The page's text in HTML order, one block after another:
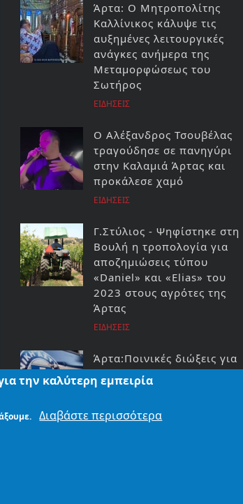
Άρτα: Ο Μητροπολίτης
Καλλίνικος κάλυψε τις
αυξημένες λειτουργικές
ανάγκες ανήμερα της
Μεταμορφώσεως του
Σωτήρος
ΕΙΔΗΣΕΙΣ
Ο Αλέξανδρος Τσουβέλας
τραγούδησε σε πανηγύρι
στην Καλαμιά Άρτας και
προκάλεσε χαμό
ΕΙΔΗΣΕΙΣ
Γ.Στύλιος - Ψηφίστηκε στη
Βουλή η τροπολογία για
αποζημιώσεις τύπου
«Daniel» και «Elias» του
2023 στους αγρότες της
Άρτας
ΕΙΔΗΣΕΙΣ
Άρτα:Ποινικές διώξεις για
τη φωτιά στο ΚΥΤ Αράχθου
Στον εισαγγελέα ο
ασφαλείας του ΔΕΔΔΗΕ
την καλύτερη εμπειρία
Διαβάστε περισσότερα